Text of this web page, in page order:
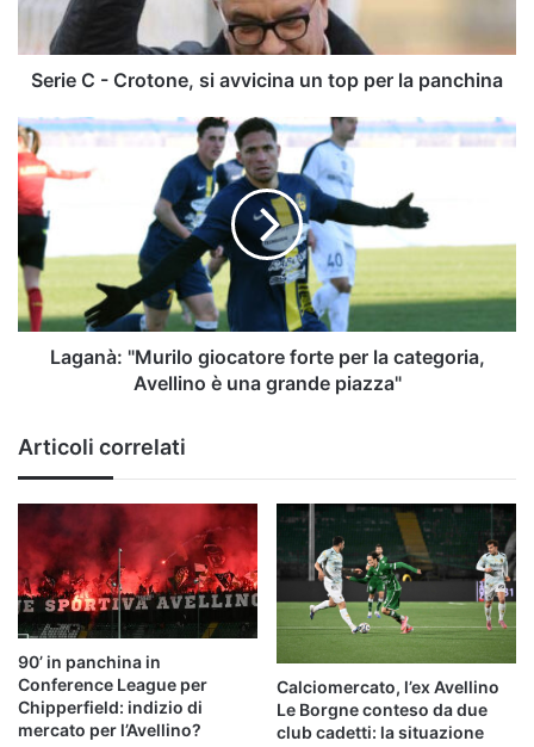
per
Serie C - Crotone, si avvicina un top per la panchina
Laganà:
"Murilo
giocatore
forte
per
la
categoria,
Avellino
è
Laganà: "Murilo giocatore forte per la categoria,
Avellino è una grande piazza"
Articoli correlati
90’ in panchina in
Conference League per
Chipperfield: indizio di
mercato per l’Avellino?
Calciomercato, l’ex Avellino
Le Borgne conteso da due
club cadetti: la situazione